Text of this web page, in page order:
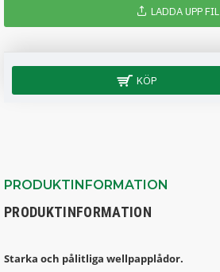
LADDA UPP FIL
KÖP
PRODUKTINFORMATION
PRODUKTINFORMATION
Starka och pålitliga wellpapplådor.